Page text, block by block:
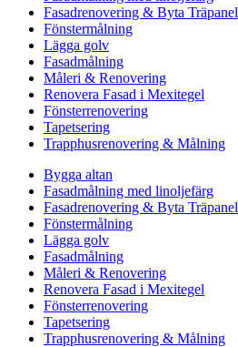
Fasadrenovering & Byta Träpanel
Fönstermålning
Lägga golv
Fasadmålning
Måleri & Renovering
Renovera Fasad i Mexitegel
Fönsterrenovering
Tapetsering
Trapphusrenovering & Målning
Bygga altan
Fasadmålning med linoljefärg
Fasadrenovering & Byta Träpanel
Fönstermålning
Lägga golv
Fasadmålning
Måleri & Renovering
Renovera Fasad i Mexitegel
Fönsterrenovering
Tapetsering
Trapphusrenovering & Målning